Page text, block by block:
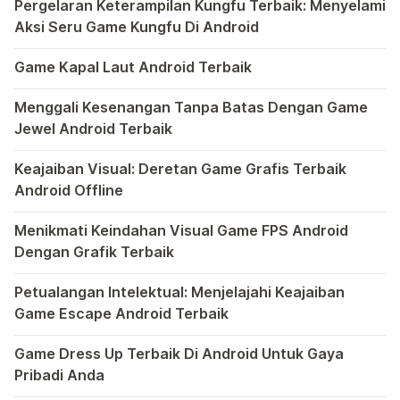
The […]
Pergelaran Keterampilan Kungfu Terbaik: Menyelami
Aksi Seru Game Kungfu Di Android
Dunia game selalu menawarkan pengalaman yang
Game Kapal Laut Android Terbaik
Di dunia game Android yang kaya dengan berbagai jenis
Menggali Kesenangan Tanpa Batas Dengan Game
Jewel Android Terbaik
Dalam hiruk-pikuk dunia game Android, ada satu genre
Keajaiban Visual: Deretan Game Grafis Terbaik
Android Offline
Ponsel pintar telah mengubah cara kita bermain game,
Menikmati Keindahan Visual Game FPS Android
Dengan Grafik Terbaik
Semakin berkembangnya teknologi di era digital saat ini,
Petualangan Intelektual: Menjelajahi Keajaiban
Game Escape Android Terbaik
Dalam dunia game Android, genre escape telah mencuri
Game Dress Up Terbaik Di Android Untuk Gaya
Pribadi Anda